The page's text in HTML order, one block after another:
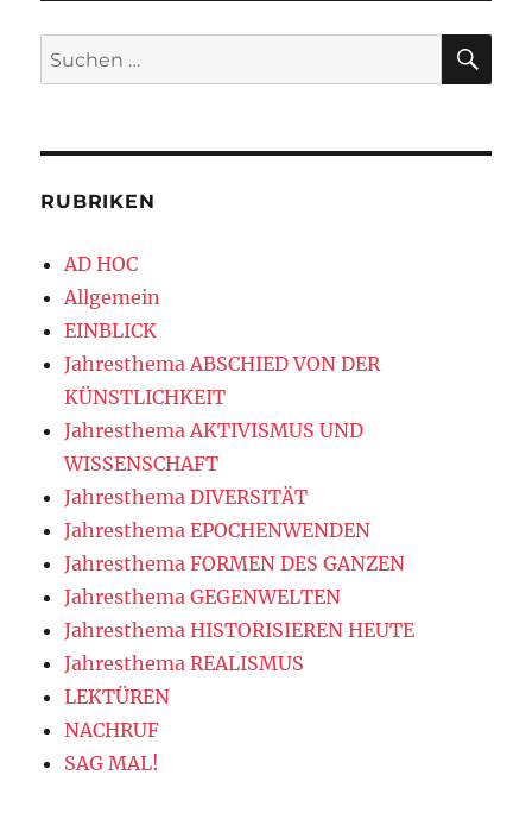
Suchen
nach:
RUBRIKEN
AD HOC
Allgemein
EINBLICK
Jahresthema ABSCHIED VON DER
KÜNSTLICHKEIT
Jahresthema AKTIVISMUS UND
WISSENSCHAFT
Jahresthema DIVERSITÄT
Jahresthema EPOCHENWENDEN
Jahresthema FORMEN DES GANZEN
Jahresthema GEGENWELTEN
Jahresthema HISTORISIEREN HEUTE
Jahresthema REALISMUS
LEKTÜREN
NACHRUF
SAG MAL!